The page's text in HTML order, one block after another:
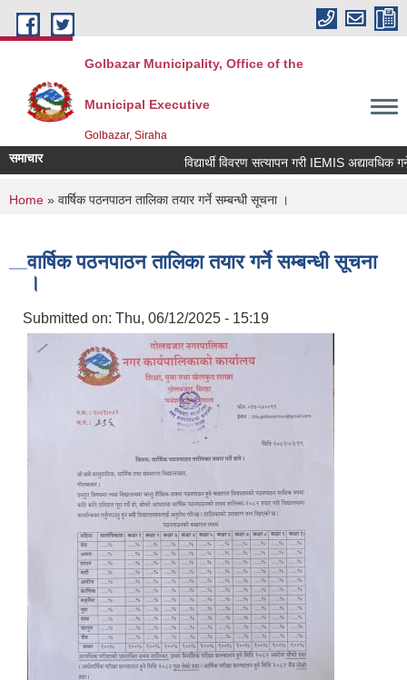
Skip to main content
Golbazar Municipality, Office of the
Municipal Executive
Golbazar, Siraha
समाचार विद्यार्थी विवरण सत्यापन गरी IEMIS अद्यावधिक गर्ने
You are here
Home » वार्षिक पठनपाठन तालिका तयार गर्ने सम्बन्धी सूचना ।
वार्षिक पठनपाठन तालिका तयार गर्ने सम्बन्धी सूचना
।
Submitted on: Thu, 06/12/2025 - 15:19